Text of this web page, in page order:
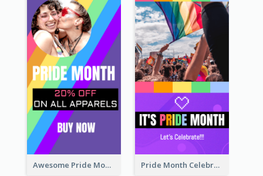
Awesome Pride Month Merch Instagram Story Design Pride Month Celebration Instagram Story Design